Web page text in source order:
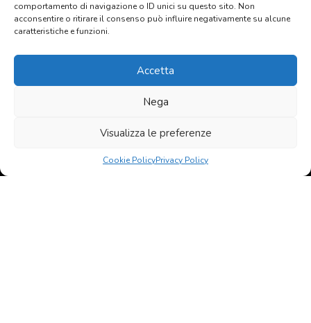
comportamento di navigazione o ID unici su questo sito. Non
acconsentire o ritirare il consenso può influire negativamente su alcune
caratteristiche e funzioni.
Accetta
Nega
Visualizza le preferenze
Cookie PolicyPrivacy Policy
Privacy: Acconsento al trattamentodei dati personali
© 2020 - 2026 All rights reserved Agenzia Immobiliare Favati
Contatti
Privacy policy